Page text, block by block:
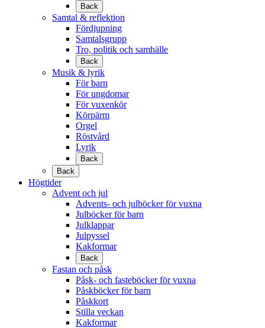
Back
Samtal & reflektion
Fördjupning
Samtalsgrupp
Tro, politik och samhälle
Back
Musik & lyrik
För barn
För ungdomar
För vuxenkör
Körpärm
Orgel
Röstvård
Lyrik
Back
Back
Högtider
Advent och jul
Advents- och julböcker för vuxna
Julböcker för barn
Julklappar
Julpyssel
Kakformar
Back
Fastan och påsk
Påsk- och fasteböcker för vuxna
Påskböcker för barn
Påskkort
Stilla veckan
Kakformar